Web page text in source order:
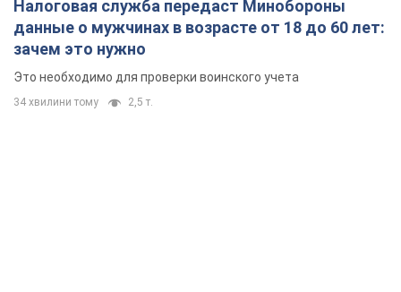
Налоговая служба передаст Минобороны
данные о мужчинах в возрасте от 18 до 60 лет:
зачем это нужно
Это необходимо для проверки воинского учета
34 хвилини тому 2,5 т.